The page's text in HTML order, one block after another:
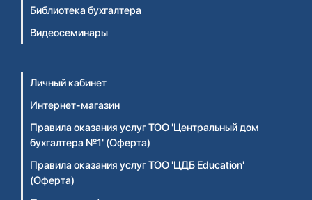
Библиотека бухгалтера
Видеосеминары
Личный кабинет
Интернет-магазин
Правила оказания услуг ТОО 'Центральный дом
бухгалтера №1' (Оферта)
Правила оказания услуг ТОО 'ЦДБ Education'
(Оферта)